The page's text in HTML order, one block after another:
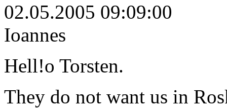
02.05.2005 09:09:00
Ioannes
Hell!o Torsten.
They do not want us in